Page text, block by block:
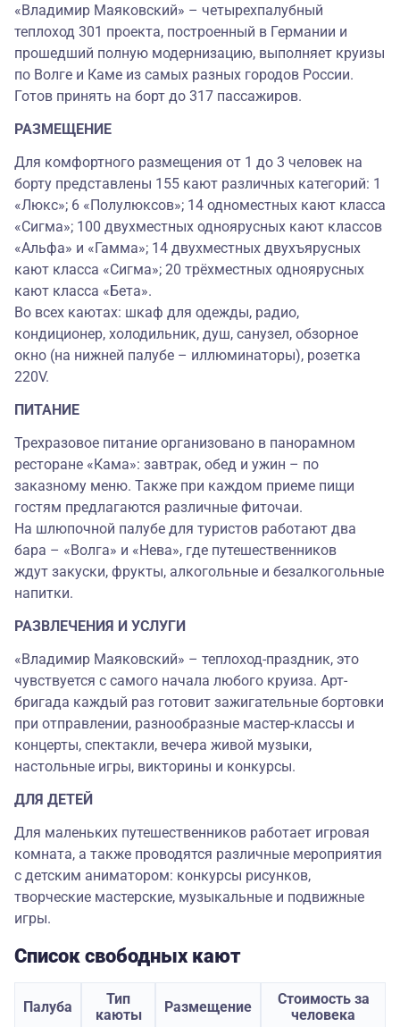
«Владимир Маяковский» – четырехпалубный
теплоход 301 проекта, построенный в Германии и
прошедший полную модернизацию, выполняет круизы
по Волге и Каме из самых разных городов России.
Готов принять на борт до 317 пассажиров.
РАЗМЕЩЕНИЕ
Для комфортного размещения от 1 до 3 человек на
борту представлены 155 кают различных категорий: 1
«Люкс»; 6 «Полулюксов»; 14 одноместных кают класса
«Сигма»; 100 двухместных одноярусных кают классов
«Альфа» и «Гамма»; 14 двухместных двухъярусных
кают класса «Сигма»; 20 трёхместных одноярусных
кают класса «Бета».
Во всех каютах: шкаф для одежды, радио,
кондиционер, холодильник, душ, санузел, обзорное
окно (на нижней палубе – иллюминаторы), розетка
220V.
ПИТАНИЕ
Трехразовое питание организовано в панорамном
ресторане «Кама»: завтрак, обед и ужин – по
заказному меню. Также при каждом приеме пищи
гостям предлагаются различные фиточаи.
На шлюпочной палубе для туристов работают два
бара – «Волга» и «Нева», где путешественников
ждут закуски, фрукты, алкогольные и безалкогольные
напитки.
РАЗВЛЕЧЕНИЯ И УСЛУГИ
«Владимир Маяковский» – теплоход-праздник, это
чувствуется с самого начала любого круиза. Арт-
бригада каждый раз готовит зажигательные бортовки
при отправлении, разнообразные мастер-классы и
концерты, спектакли, вечера живой музыки,
настольные игры, викторины и конкурсы.
ДЛЯ ДЕТЕЙ
Для маленьких путешественников работает игровая
комната, а также проводятся различные мероприятия
с детским аниматором: конкурсы рисунков,
творческие мастерские, музыкальные и подвижные
игры.
Список свободных кают
Палуба
Тип
каюты
Размещение
Стоимость за
человека